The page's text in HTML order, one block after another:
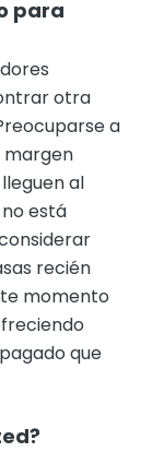
para
otra
a
margen
al
está
recién
momento
que